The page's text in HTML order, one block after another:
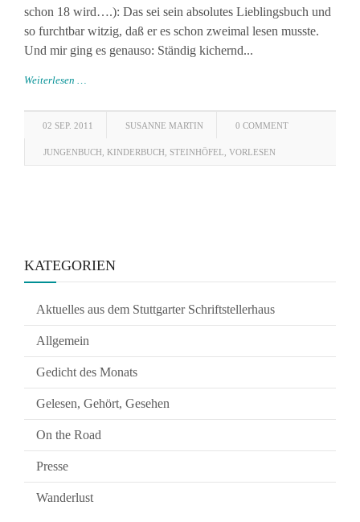
schon 18 wird….): Das sei sein absolutes Lieblingsbuch und
so furchtbar witzig, daß er es schon zweimal lesen musste.
Und mir ging es genauso: Ständig kichernd...
Weiterlesen …
02 SEP. 2011 SUSANNE MARTIN 0 COMMENT
JUNGENBUCH KINDERBUCH STEINHÖFEL VORLESEN
KATEGORIEN
Aktuelles aus dem Stuttgarter Schriftstellerhaus
Allgemein
Gedicht des Monats
Gelesen, Gehört, Gesehen
On the Road
Presse
Wanderlust